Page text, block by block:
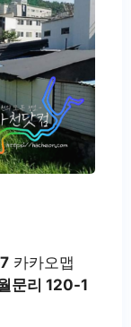
카카오맵
문리 120-1